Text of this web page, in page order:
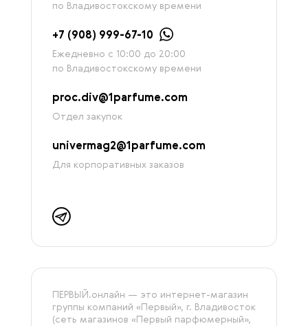
по Владивостокскому времени
+7 (908) 999-67-10
Ежедневно с 10:00 до 20:00
по Владивостокскому времени
proc.div@1parfume.com
Отдел закупок
univermag2@1parfume.com
Для корпоративных заказов
ПЕРВЫЙ.онлайн — это интернет-магазин
группы компаний «‎Первый», г. Владивосток
(сеть магазинов «Первый парфюмерный»,